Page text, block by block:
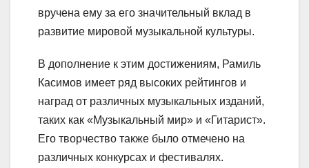
вручена ему за его значительный вклад в
развитие мировой музыкальной культуры.
В дополнение к этим достижениям, Рамиль
Касимов имеет ряд высоких рейтингов и
наград от различных музыкальных изданий,
таких как «Музыкальный мир» и «Гитарист».
Его творчество также было отмечено на
различных конкурсах и фестивалях.